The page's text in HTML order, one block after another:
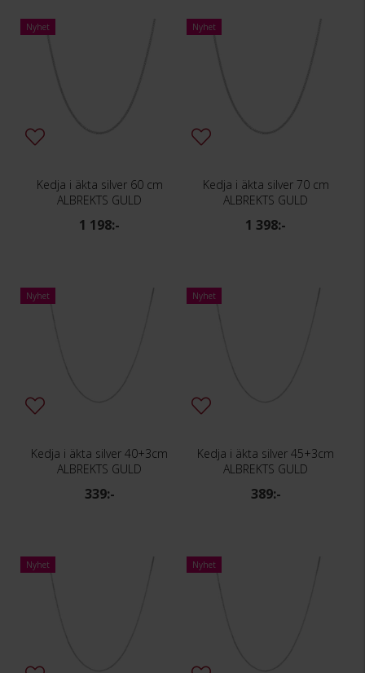
Nyhet
Kedja i äkta silver 60 cm
ALBREKTS GULD
1 198:-
Nyhet
Kedja i äkta silver 70 cm
ALBREKTS GULD
1 398:-
Nyhet
Kedja i äkta silver 40+3cm
ALBREKTS GULD
339:-
Nyhet
Kedja i äkta silver 45+3cm
ALBREKTS GULD
389:-
Nyhet Nyhet